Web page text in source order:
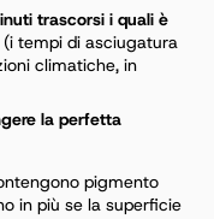
trascorsi i quali è
(i tempi di asciugatura
climatiche, in
la perfetta
pigmento
in più se la superficie